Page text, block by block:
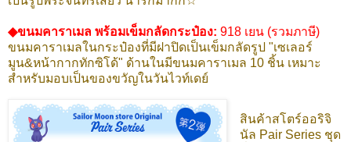
◆ขนมคาราเมล พร้อมเข็มกลัดกระป๋อง: 918 เยน (รวมภาษี)
ขนมคาราเมลในกระป๋องที่มีฝาปิดเป็นเข็มกลัดรูป "เซเลอร์
มูน&หน้ากากทักซิโด้" ด้านในมีขนมคาราเมล 10 ชิ้น เหมาะ
สำหรับมอบเป็นของขวัญในวันไวท์เดย์
สินค้าสโตร์ออริจิ
นัล Pair Series ชุด